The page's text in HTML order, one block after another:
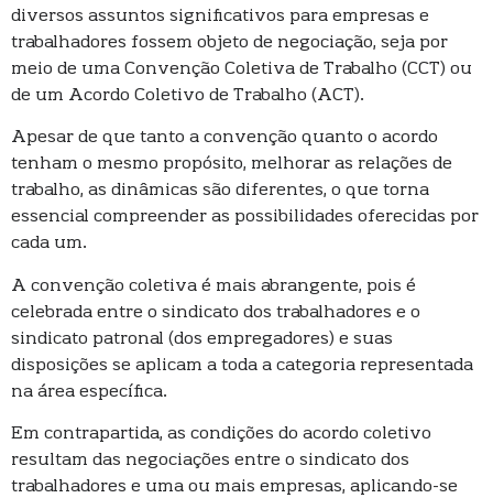
diversos assuntos significativos para empresas e
trabalhadores fossem objeto de negociação, seja por
meio de uma Convenção Coletiva de Trabalho (CCT) ou
de um Acordo Coletivo de Trabalho (ACT).
Apesar de que tanto a convenção quanto o acordo
tenham o mesmo propósito, melhorar as relações de
trabalho, as dinâmicas são diferentes, o que torna
essencial compreender as possibilidades oferecidas por
cada um.
A convenção coletiva é mais abrangente, pois é
celebrada entre o sindicato dos trabalhadores e o
sindicato patronal (dos empregadores) e suas
disposições se aplicam a toda a categoria representada
na área específica.
Em contrapartida, as condições do acordo coletivo
resultam das negociações entre o sindicato dos
trabalhadores e uma ou mais empresas, aplicando-se